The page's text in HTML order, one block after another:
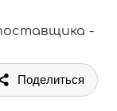
-
Поделиться